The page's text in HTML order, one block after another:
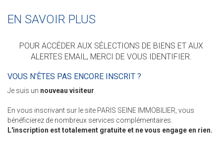
EN SAVOIR PLUS
POUR ACCÉDER AUX SÉLECTIONS DE BIENS ET AUX
ALERTES EMAIL, MERCI DE VOUS IDENTIFIER.
VOUS N'ÊTES PAS ENCORE INSCRIT ?
Je suis un nouveau visiteur.
En vous inscrivant sur le site PARIS SEINE IMMOBILIER, vous
bénéficierez de nombreux services complémentaires.
L'inscription est totalement gratuite et ne vous engage en rien.